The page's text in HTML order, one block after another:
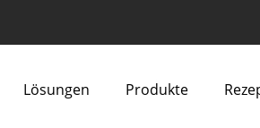
Lösungen Produkte